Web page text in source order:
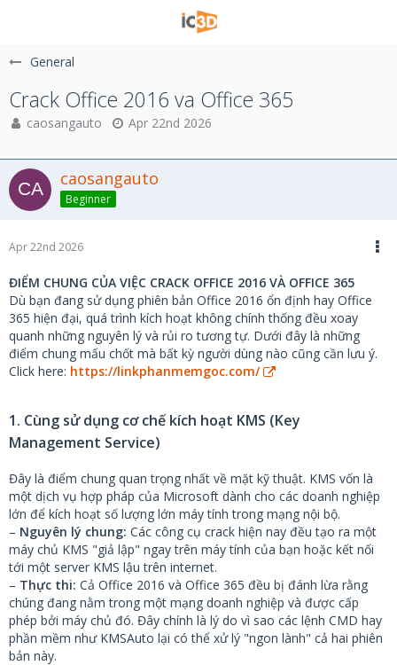
General
Crack Office 2016 va Office 365
caosangauto Apr 22nd 2026
caosangauto
Beginner
Apr 22nd 2026
ĐIỂM CHUNG CỦA VIỆC CRACK OFFICE 2016 VÀ OFFICE 365
Dù bạn đang sử dụng phiên bản Office 2016 ổn định hay Office
365 hiện đại, quá trình kích hoạt không chính thống đều xoay
quanh những nguyên lý và rủi ro tương tự. Dưới đây là những
điểm chung mấu chốt mà bất kỳ người dùng nào cũng cần lưu ý.
Click here: https://linkphanmemgoc.com/
1. Cùng sử dụng cơ chế kích hoạt KMS (Key
Management Service)
Đây là điểm chung quan trọng nhất về mặt kỹ thuật. KMS vốn là
một dịch vụ hợp pháp của Microsoft dành cho các doanh nghiệp
lớn để kích hoạt số lượng lớn máy tính trong mạng nội bộ.
– Nguyên lý chung: Các công cụ crack hiện nay đều tạo ra một
máy chủ KMS "giả lập" ngay trên máy tính của bạn hoặc kết nối
tới một server KMS lậu trên internet.
– Thực thi: Cả Office 2016 và Office 365 đều bị đánh lừa rằng
chúng đang nằm trong một mạng doanh nghiệp và được cấp
phép bởi máy chủ đó. Đây chính là lý do vì sao các lệnh CMD hay
phần mềm như KMSAuto lại có thể xử lý "ngon lành" cả hai phiên
bản này.